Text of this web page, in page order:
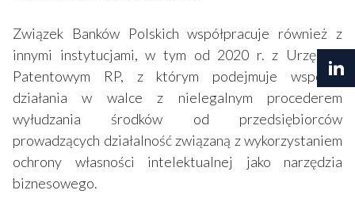
Związek Banków Polskich współpracuje również z
innymi instytucjami, w tym od 2020 r. z Urzędem
Patentowym RP, z którym podejmuje wspólne
działania w walce z nielegalnym procederem
wyłudzania środków od przedsiębiorców
prowadzących działalność związaną z wykorzystaniem
ochrony własności intelektualnej jako narzędzia
biznesowego.